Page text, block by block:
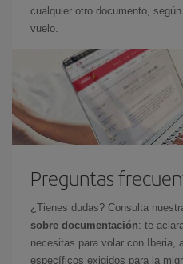
cualquier otro documento,
vuelo.
Preguntas
¿Tienes dudas? Consulta
sobre documentación: te
necesitas para volar con Iberia,
específicos exigidos para la